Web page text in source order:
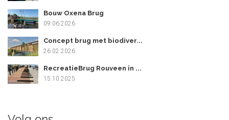
Bouw Oxena Brug
09.06.2026
Concept brug met biodiver...
26.02.2026
RecreatieBrug Rouveen in ...
15.10.2025